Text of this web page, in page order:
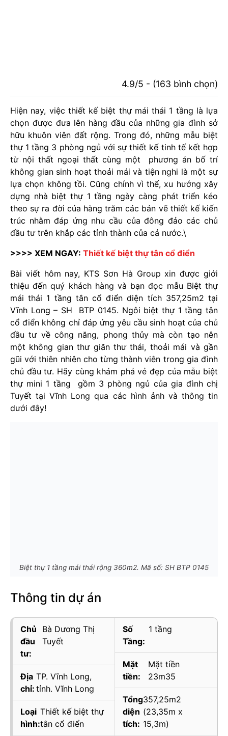
4.9/5 - (163 bình chọn)
Hiện nay, việc thiết kế biệt thự mái thái 1 tầng là lựa
chọn được đưa lên hàng đầu của những gia đình sở
hữu khuôn viên đất rộng. Trong đó, những mẫu biệt
thự 1 tầng 3 phòng ngủ với sự thiết kế tinh tế kết hợp
từ nội thất ngoại thất cùng một phương án bố trí
không gian sinh hoạt thoải mái và tiện nghi là một sự
lựa chọn không tồi. Cũng chính vì thế, xu hướng xây
dựng nhà biệt thự 1 tầng ngày càng phát triển kéo
theo sự ra đời của hàng trăm các bản vẽ thiết kế kiến
trúc nhằm đáp ứng nhu cầu của đông đảo các chủ
đầu tư trên khắp các tỉnh thành của cả nước.\
>>>> XEM NGAY: Thiết kế biệt thự tân cổ điển
Bài viết hôm nay, KTS Sơn Hà Group xin được giới
thiệu đến quý khách hàng và bạn đọc mẫu Biệt thự
mái thái 1 tầng tân cổ điển diện tích 357,25m2 tại
Vĩnh Long – SH BTP 0145. Ngôi biệt thự 1 tầng tân
cổ điển không chỉ đáp ứng yêu cầu sinh hoạt của chủ
đầu tư về công năng, phong thủy mà còn tạo nên
một không gian thư giãn thư thái, thoải mái và gần
gũi với thiên nhiên cho từng thành viên trong gia đình
chủ đầu tư. Hãy cùng khám phá vẻ đẹp của mẫu biệt
thự mini 1 tầng gồm 3 phòng ngủ của gia đình chị
Tuyết tại Vĩnh Long qua các hình ảnh và thông tin
dưới đây!
Biệt thự 1 tầng mái thái rộng 360m2. Mã số: SH BTP 0145
Thông tin dự án
Chủ
đầu
tư:
Bà Dương Thị
Tuyết
Địa
chỉ:
TP. Vĩnh Long,
tỉnh. Vĩnh Long
Loại
hình:
Thiết kế biệt thự
tân cổ điển
Số
Tầng:
1 tầng
Mặt
tiền:
Mặt tiền
23m35
Tổng
diện
tích:
357,25m2
(23,35m x
15,3m)